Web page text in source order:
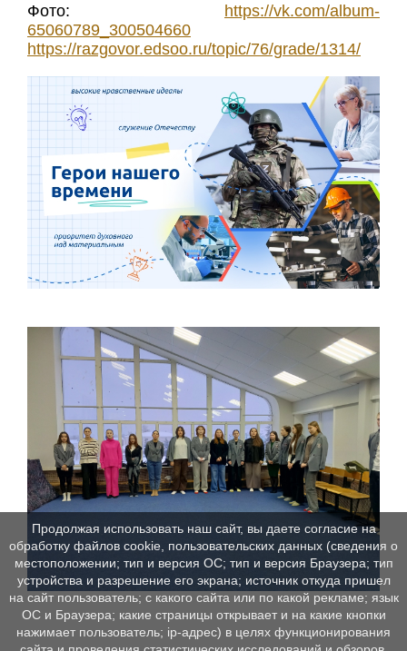
Фото: https://vk.com/album-
65060789_300504660
https://razgovor.edsoo.ru/topic/76/grade/1314/
Продолжая использовать наш сайт, вы даете согласие на
обработку файлов cookie, пользовательских данных (сведения о
местоположении; тип и версия ОС; тип и версия Браузера; тип
устройства и разрешение его экрана; источник откуда пришел
на сайт пользователь; с какого сайта или по какой рекламе; язык
ОС и Браузера; какие страницы открывает и на какие кнопки
нажимает пользователь; ip-адрес) в целях функционирования